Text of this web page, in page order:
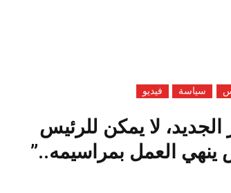
سياسة فيديو
لا يمكن للرئيس
و 13 مارس ينهي العمل بمراسيمه..”